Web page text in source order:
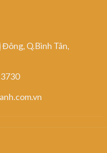
Q.Bình Tân,